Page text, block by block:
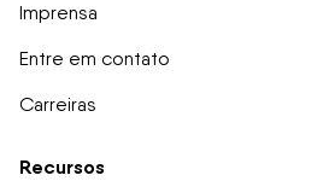
Imprensa
Entre em contato
Carreiras
Recursos